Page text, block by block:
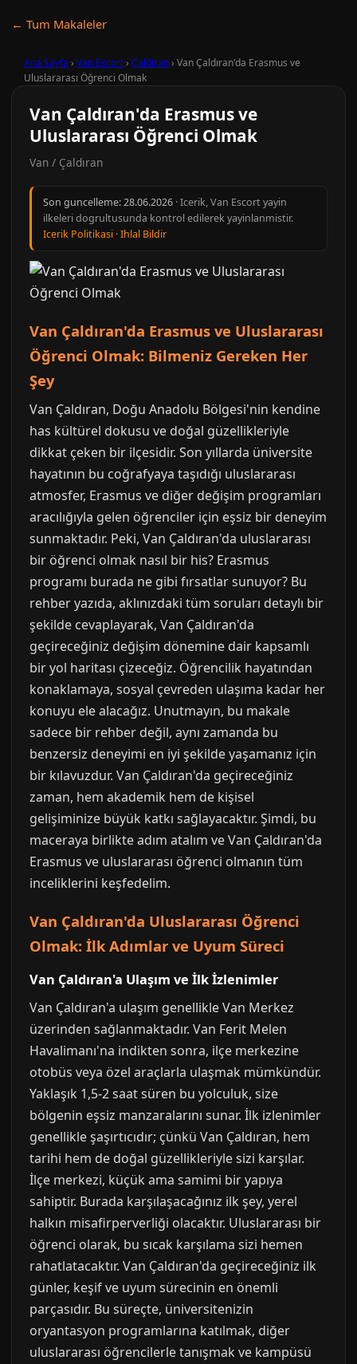
← Tum Makaleler
Ana Sayfa › Van Escort› Çaldıran› Van Çaldıran'da Erasmus ve
Uluslararası Öğrenci Olmak
Van Çaldıran'da Erasmus ve
Uluslararası Öğrenci Olmak
Van / Çaldıran
Son guncelleme:28.06.2026 · Icerik, Van Escort yayin
ilkeleri dogrultusunda kontrol edilerek yayinlanmistir.
Icerik Politikasi ·Ihlal Bildir
Van Çaldıran'da Erasmus ve Uluslararası
Öğrenci Olmak: Bilmeniz Gereken Her
Şey
Van Çaldıran, Doğu Anadolu Bölgesi'nin kendine
has kültürel dokusu ve doğal güzellikleriyle
dikkat çeken bir ilçesidir. Son yıllarda üniversite
hayatının bu coğrafyaya taşıdığı uluslararası
atmosfer, Erasmus ve diğer değişim programları
aracılığıyla gelen öğrenciler için eşsiz bir deneyim
sunmaktadır. Peki, Van Çaldıran'da uluslararası
bir öğrenci olmak nasıl bir his? Erasmus
programı burada ne gibi fırsatlar sunuyor? Bu
rehber yazıda, aklınızdaki tüm soruları detaylı bir
şekilde cevaplayarak, Van Çaldıran'da
geçireceğiniz değişim dönemine dair kapsamlı
bir yol haritası çizeceğiz. Öğrencilik hayatından
konaklamaya, sosyal çevreden ulaşıma kadar her
konuyu ele alacağız. Unutmayın, bu makale
sadece bir rehber değil, aynı zamanda bu
benzersiz deneyimi en iyi şekilde yaşamanız için
bir kılavuzdur. Van Çaldıran'da geçireceğiniz
zaman, hem akademik hem de kişisel
gelişiminize büyük katkı sağlayacaktır. Şimdi, bu
maceraya birlikte adım atalım ve Van Çaldıran'da
Erasmus ve uluslararası öğrenci olmanın tüm
inceliklerini keşfedelim.
Van Çaldıran'da Uluslararası Öğrenci
Olmak: İlk Adımlar ve Uyum Süreci
Van Çaldıran'a Ulaşım ve İlk İzlenimler
Van Çaldıran'a ulaşım genellikle Van Merkez
üzerinden sağlanmaktadır. Van Ferit Melen
Havalimanı'na indikten sonra, ilçe merkezine
otobüs veya özel araçlarla ulaşmak mümkündür.
Yaklaşık 1,5-2 saat süren bu yolculuk, size
bölgenin eşsiz manzaralarını sunar. İlk izlenimler
genellikle şaşırtıcıdır; çünkü Van Çaldıran, hem
tarihi hem de doğal güzellikleriyle sizi karşılar.
İlçe merkezi, küçük ama samimi bir yapıya
sahiptir. Burada karşılaşacağınız ilk şey, yerel
halkın misafirperverliği olacaktır. Uluslararası bir
öğrenci olarak, bu sıcak karşılama sizi hemen
rahatlatacaktır. Van Çaldıran'da geçireceğiniz ilk
günler, keşif ve uyum sürecinin en önemli
parçasıdır. Bu süreçte, üniversitenizin
oryantasyon programlarına katılmak, diğer
uluslararası öğrencilerle tanışmak ve kampüsü